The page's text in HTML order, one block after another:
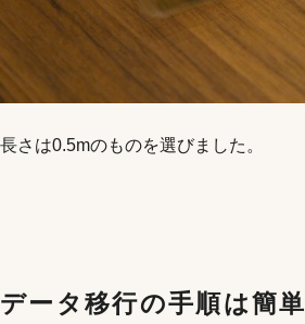
長さは0.5mのものを選びました。
データ移行の手順は簡単